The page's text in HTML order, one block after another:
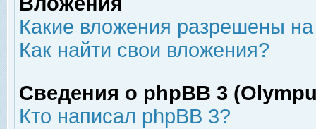
Какие вложения разрешены
Как найти свои вложения?
Сведения о phpBB 3
Кто написал phpBB 3?